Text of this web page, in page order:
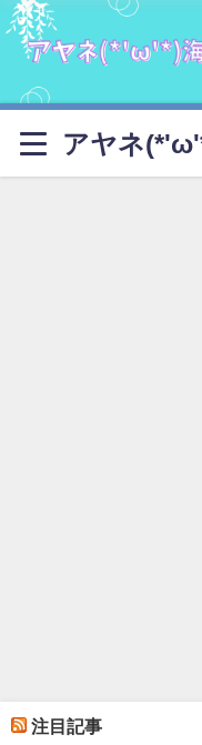
アヤネ
注目記事